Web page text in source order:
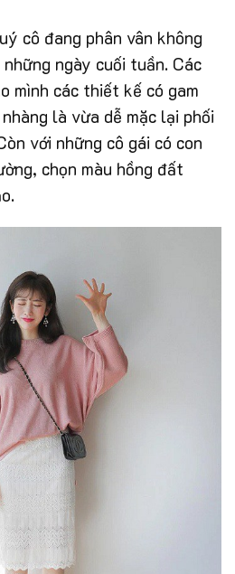
cô đang phân vân không
ngày cuối tuần. Các
mình các thiết kế có gam
là vừa dễ mặc lại phối
với những cô gái có con
chọn màu hồng đất